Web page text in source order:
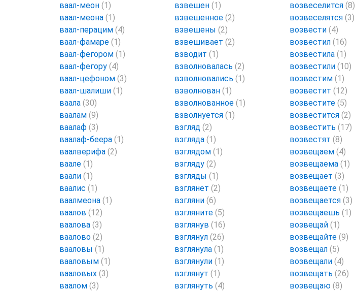
ваал-меон (1)
ваал-меона (1)
ваал-перацим (4)
ваал-фамаре (1)
ваал-фегором (1)
ваал-фегору (4)
ваал-цефоном (3)
ваал-шалиши (1)
ваала (30)
ваалам (9)
ваалаф (3)
ваалаф-беера (1)
ваалверифа (2)
ваале (1)
ваали (1)
ваалис (1)
ваалмеона (1)
ваалов (12)
ваалова (3)
ваалово (2)
вааловы (1)
вааловым (1)
вааловых (3)
ваалом (3)
взвешен (1)
взвешенное (2)
взвешены (2)
взвешивает (2)
взводит (1)
взволновалась (2)
взволновались (1)
взволнован (1)
взволнованное (1)
взволнуется (1)
взгляд (2)
взгляда (1)
взглядом (1)
взгляду (2)
взгляды (1)
взглянет (2)
взгляни (6)
взгляните (5)
взглянув (16)
взглянул (26)
взглянула (1)
взглянули (1)
взглянут (1)
взглянуть (4)
возвеселится (8)
возвеселятся (3)
возвести (4)
возвестил (16)
возвестила (1)
возвестили (10)
возвестим (1)
возвестит (12)
возвестите (5)
возвестится (2)
возвестить (17)
возвестят (8)
возвещаем (4)
возвещаема (1)
возвещает (3)
возвещаете (1)
возвещается (3)
возвещаешь (1)
возвещай (1)
возвещайте (9)
возвещал (5)
возвещали (4)
возвещать (26)
возвещаю (8)